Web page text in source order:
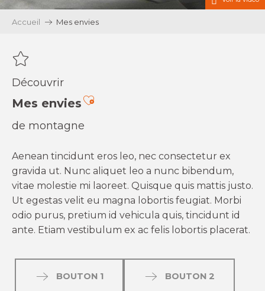
Accueil Mes envies
Découvrir
Mes enviesAjouter aux favoris
de montagne
Aenean tincidunt eros leo, nec consectetur ex
gravida ut. Nunc aliquet leo a nunc bibendum,
vitae molestie mi laoreet. Quisque quis mattis justo.
Ut egestas velit eu magna lobortis feugiat. Morbi
odio purus, pretium id vehicula quis, tincidunt id
ante. Etiam vestibulum ex ac felis lobortis placerat.
BOUTON 1 BOUTON 2